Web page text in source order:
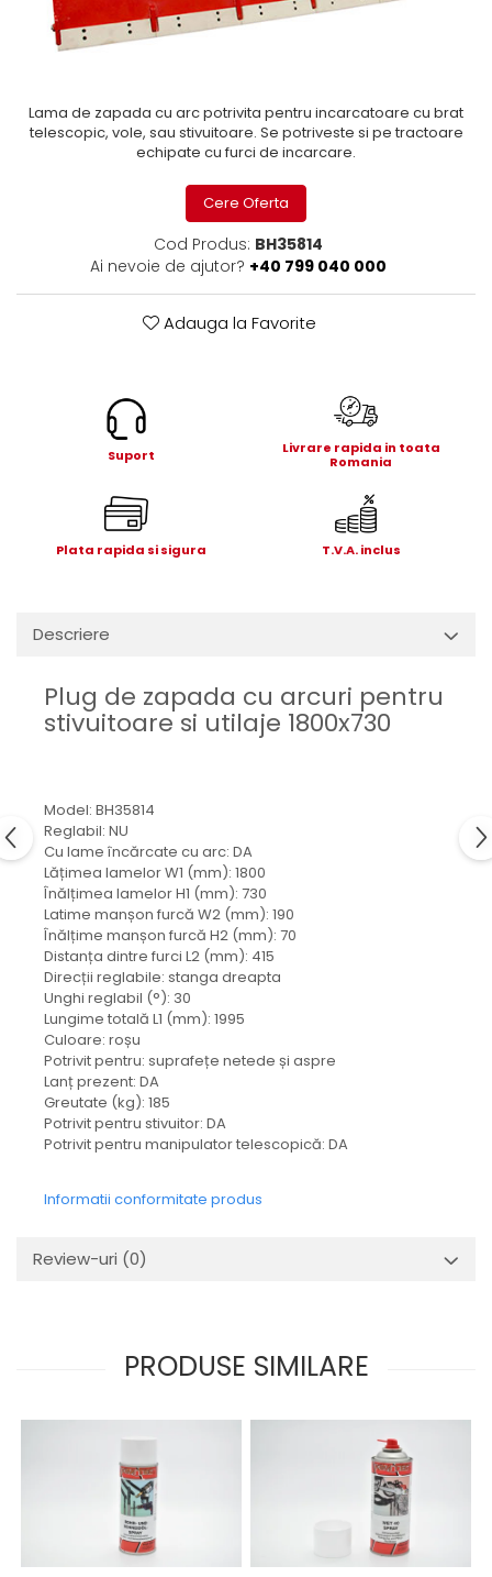
KIT GARNITURI
TELECOMANDA LIFT
MOTOARE ELECTRICE
Bolturi, role si bucse
Mecanice
Pompa si motor electric
Burdufe si cilindri hidraulici
DHOLLANDIA
Electrice
Bolturi, role si bucse
Pompe si motoare electrice
Role, bucse si bolturi
ANTEO
Electrice
Bolturi, role si bucse
Cilindri si burdufe
Pompe si motoare electrice
DAUTEL
Electrice
Hidraulica
Mecanica
Electropompa si motoare
electrice
Burdufuri si cilindri hidraulici
Role, bucsi si bolturi
BEHRENS
Burdufe si cilindri
Electrice
Cilindri hidraulici si burdufe
Grup electropompa
Bolturi, role si bucsi
MAMMUT LIFT
Presuri camion
Lazi camion
Cabluri pornire
Huse scaun camion
Stergatoare parbriz camion
Lama de zapada cu arc potrivita pentru incarcatoare cu brat
telescopic, vole, sau stivuitoare. Se potriveste si pe tractoare
echipate cu furci de incarcare.
Cere Oferta
Cod Produs: BH35814
Ai nevoie de ajutor? +40 799 040 000
Adauga la Favorite
Suport
Livrare rapida in toata
Romania
Plata rapida si sigura T.V.A. inclus
Descriere
Plug de zapada cu arcuri pentru
stivuitoare si utilaje 1800x730
Model: BH35814
Reglabil: NU
Cu lame încărcate cu arc: DA
Lățimea lamelor W1 (mm): 1800
Înălțimea lamelor H1 (mm): 730
Latime manșon furcă W2 (mm): 190
Înălțime manșon furcă H2 (mm): 70
Distanța dintre furci L2 (mm): 415
Direcții reglabile: stanga dreapta
Unghi reglabil (°): 30
Lungime totală L1 (mm): 1995
Culoare: roșu
Potrivit pentru: suprafețe netede și aspre
Lanț prezent: DA
Greutate (kg): 185
Potrivit pentru stivuitor: DA
Potrivit pentru manipulator telescopică: DA
Informatii conformitate produs
Review-uri (0)
PRODUSE SIMILARE